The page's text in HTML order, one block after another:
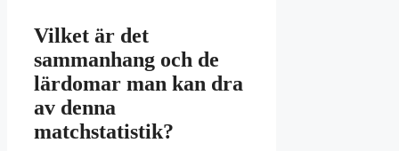
Vilket är det
sammanhang och de
lärdomar man kan dra
av denna
matchstatistik?